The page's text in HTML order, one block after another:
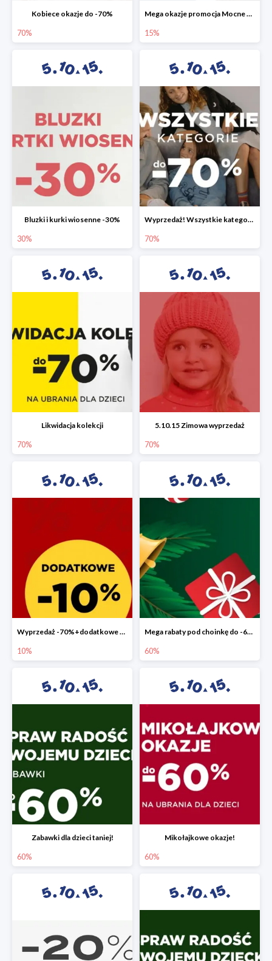
Kobiece okazje do -70%
70%
Mega okazje promocja Mocne marki do -70%
15%
Bluzki i kurki wiosenne -30%
30%
Wyprzedaż! Wszystkie kategorie do -70%
70%
Likwidacja kolekcji
70%
5.10.15 Zimowa wyprzedaż
70%
Wyprzedaż -70%+dodatkowe 10%
10%
Mega rabaty pod choinkę do -60%
60%
Zabawki dla dzieci taniej!
60%
Mikołajkowe okazje!
60%